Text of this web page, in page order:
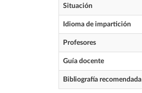
Situación
Idioma de impartición
Profesores
Guía docente
Bibliografía recomendada